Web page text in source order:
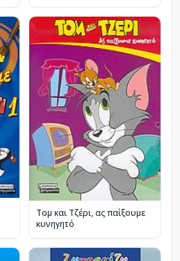
Τομ και Τζέρι, ας παίξουμε
κυνηγητό